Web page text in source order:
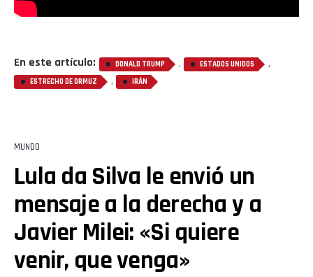
En este artículo: DONALD TRUMP , ESTADOS UNIDOS ,
ESTRECHO DE ORMUZ , IRÁN
MUNDO
Lula da Silva le envió un
mensaje a la derecha y a
Javier Milei: «Si quiere
venir, que venga»